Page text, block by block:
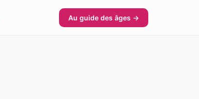
Au guide des âges →